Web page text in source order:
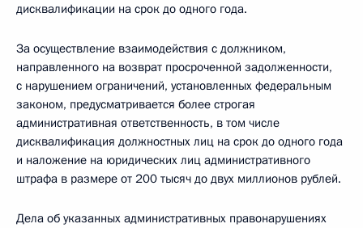
дисквалификации на срок до одного года.
За осуществление взаимодействия с должником,
направленного на возврат просроченной задолженности,
с нарушением ограничений, установленных федеральным
законом, предусматривается более строгая
административная ответственность, в том числе
дисквалификация должностных лиц на срок до одного года
и наложение на юридических лиц административного
штрафа в размере от 200 тысяч до двух миллионов рублей.
Дела об указанных административных правонарушениях